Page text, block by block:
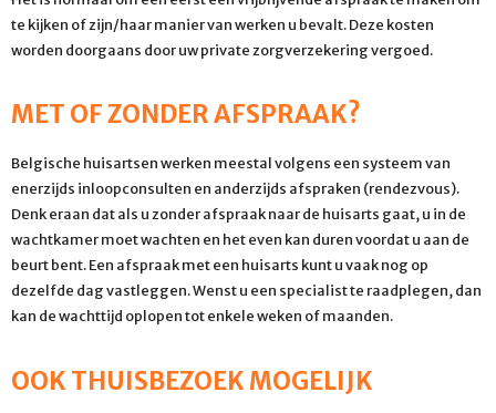
te kijken of zijn/haar manier van werken u bevalt. Deze kosten
worden doorgaans door uw private zorgverzekering vergoed.
MET OF ZONDER AFSPRAAK?
Belgische huisartsen werken meestal volgens een systeem van
enerzijds inloopconsulten en anderzijds afspraken (rendezvous).
Denk eraan dat als u zonder afspraak naar de huisarts gaat, u in de
wachtkamer moet wachten en het even kan duren voordat u aan de
beurt bent. Een afspraak met een huisarts kunt u vaak nog op
dezelfde dag vastleggen. Wenst u een specialist te raadplegen, dan
kan de wachttijd oplopen tot enkele weken of maanden.
OOK THUISBEZOEK MOGELIJK